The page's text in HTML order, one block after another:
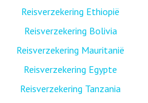
Reisverzekering Ethiopië
Reisverzekering Bolivia
Reisverzekering Mauritanië
Reisverzekering Egypte
Reisverzekering Tanzania